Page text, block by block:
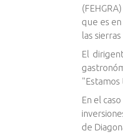
que es
las
El
"Estamos
En el
de